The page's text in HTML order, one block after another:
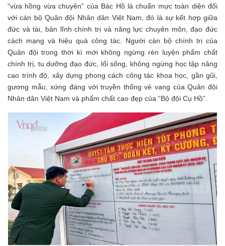
“vừa hồng vừa chuyên” của Bác Hồ là chuẩn mực toàn diện đối
với cán bộ Quân đội Nhân dân Việt Nam, đó là sự kết hợp giữa
đức và tài, bản lĩnh chính trị và năng lực chuyên môn, đạo đức
cách mạng và hiệu quả công tác. Người cán bộ chính trị của
Quân đội trong thời kì mới không ngừng rèn luyện phẩm chất
chính trị, tu dưỡng đạo đức, lối sống, không ngừng học tập nâng
cao trình độ, xây dựng phong cách công tác khoa học, gần gũi,
gương mẫu, xứng đáng với truyền thống vẻ vang của Quân đội
Nhân dân Việt Nam và phẩm chất cao đẹp của “Bộ đội Cụ Hồ”.